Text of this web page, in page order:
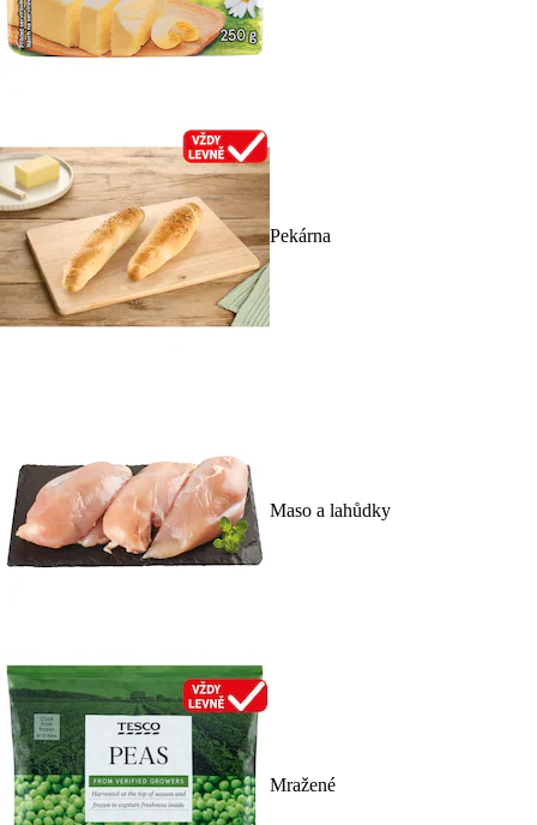
Pekárna
Maso a lahůdky
Mražené